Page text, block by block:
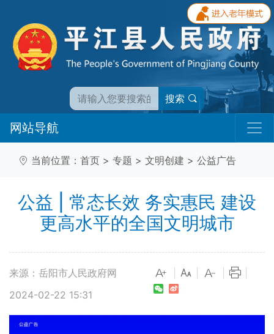
搜索
网站导航
当前位置： 首页 > 专题 > 文明创建 > 公益广告
公益 | 常态长效 务实惠民 建设
更高水平的全国文明城市
来源：岳阳市人民政府网
2024-02-22 15:31